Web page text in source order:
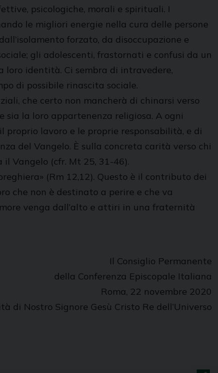
psicologiche, morali e spirituali. I
le migliori energie nella cura delle persone
forzato, da disoccupazione e
gli adolescenti, frastornati e confusi da un
identità. Ci sembra di intravedere,
di possibile rinascita sociale.
che certo non mancherà di chinarsi verso
sia la loro appartenenza religiosa. A ogni
lavoro e le proprie responsabilità, e di
del Vangelo. È sulla concreta carità verso chi
Vangelo (cfr. Mt 25, 31-46).
(Rm 12,12). Questo è il contributo dei
che non è destinato a perire e che va
venga dall’alto e attiri in una fraternità
Il Consiglio Permanente
della Conferenza Episcopale Italiana
Roma, 22 novembre 2020
di Nostro Signore Gesù Cristo Re dell’Universo